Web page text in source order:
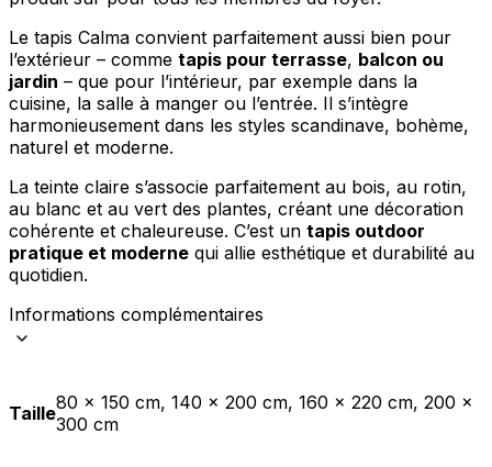
Le tapis Calma convient parfaitement aussi bien pour
l’extérieur – comme tapis pour terrasse, balcon ou
jardin – que pour l’intérieur, par exemple dans la
cuisine, la salle à manger ou l’entrée. Il s’intègre
harmonieusement dans les styles scandinave, bohème,
naturel et moderne.
La teinte claire s’associe parfaitement au bois, au rotin,
au blanc et au vert des plantes, créant une décoration
cohérente et chaleureuse. C’est un tapis outdoor
pratique et moderne qui allie esthétique et durabilité au
quotidien.
Informations complémentaires
Taille80 x 150 cm, 140 x 200 cm, 160 x 220 cm, 200 x
300 cm